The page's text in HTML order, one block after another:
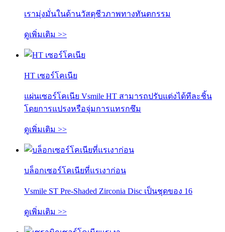
เรามุ่งมั่นในด้านวัสดุชีวภาพทางทันตกรรม
ดูเพิ่มเติม >>
HT เซอร์โคเนีย
แผ่นเซอร์โคเนีย Vsmile HT สามารถปรับแต่งได้ทีละชิ้น
โดยการแปรงหรือจุ่มการแทรกซึม
ดูเพิ่มเติม >>
บล็อกเซอร์โคเนียที่แรเงาก่อน
Vsmile ST Pre-Shaded Zirconia Disc เป็นชุดของ 16
ดูเพิ่มเติม >>